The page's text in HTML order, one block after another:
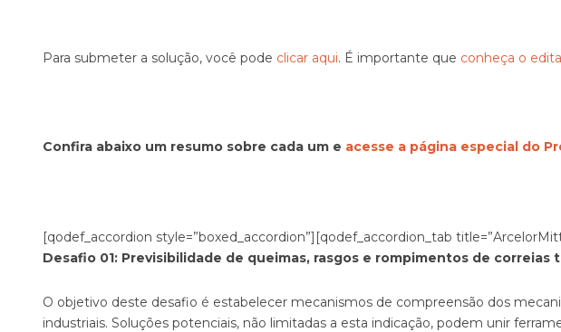
Para submeter a solução, você pode clicar aqui. É importante que conheça o
Confira abaixo um resumo sobre cada um e acesse a página especial do
[qodef_accordion style=”boxed_accordion”][qodef_accordion_tab
Desafio 01: Previsibilidade de queimas, rasgos e rompimentos de correias
O objetivo deste desafio é estabelecer mecanismos de compreensão dos
industriais. Soluções potenciais, não limitadas a esta indicação, podem unir